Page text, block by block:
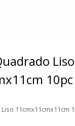
Liso
11cmx11cmx11cm